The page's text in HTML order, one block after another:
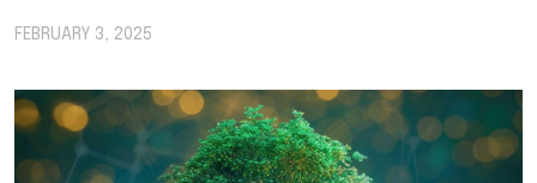
FEBRUARY 3, 2025